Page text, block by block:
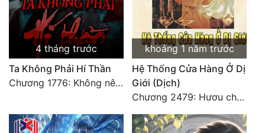
4 tháng trước
Ta Không Phải Hí Thần
Chương 1776: Không nên để lại bất kỳ tiếc nuối nào
khoảng 1 năm trước
Hệ Thống Cửa Hàng Ở Dị
Giới (Dịch)
Chương 2479: Hươu chết về tay ai? (Đại kết cục) (3)